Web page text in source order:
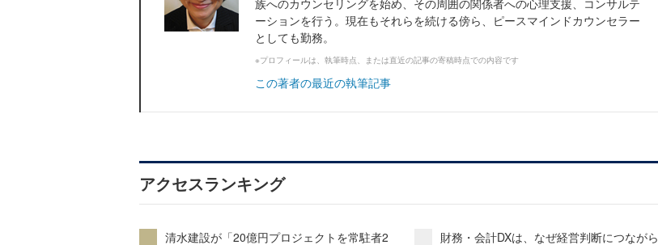
族へのカウンセリングを始め、その周囲の関係者への心理支援、コンサルテ
ーションを行う。現在もそれらを続ける傍ら、ピースマインドカウンセラー
としても勤務。
※プロフィールは、執筆時点、または直近の記事の寄稿時点での内容です
この著者の最近の執筆記事
アクセスランキング
清水建設が「20億円プロジェクトを常駐者2 財務・会計DXは、なぜ経営判断につながら